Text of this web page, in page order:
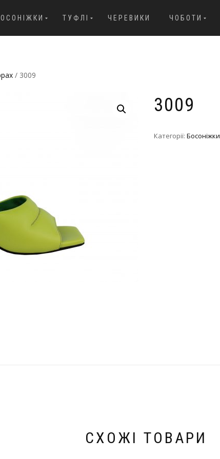
ТУФЛІ ЧЕРЕВИКИ ЧОБОТИ
/ 3009
3009
Категорії: Босоніжки
СХОЖІ ТОВАРИ